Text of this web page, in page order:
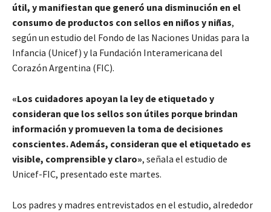
útil, y manifiestan que generó una disminución en el
consumo de productos con sellos en niños y niñas,
según un estudio del Fondo de las Naciones Unidas para la
Infancia (Unicef) y la Fundación Interamericana del
Corazón Argentina (FIC).
«Los cuidadores apoyan la ley de etiquetado y
consideran que los sellos son útiles porque brindan
información y promueven la toma de decisiones
conscientes. Además, consideran que el etiquetado es
visible, comprensible y claro», señala el estudio de
Unicef-FIC, presentado este martes.
Los padres y madres entrevistados en el estudio, alrededor